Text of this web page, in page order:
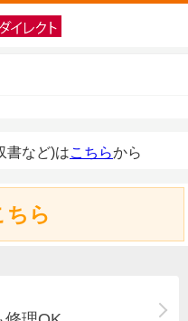
書など)はこちらから
ちら